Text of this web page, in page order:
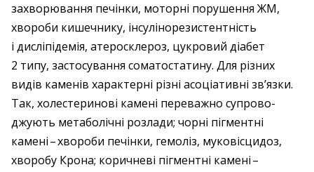
захворювання печінки, моторні порушення ЖМ,
хвороби кишечнику, інсулінорезистентність
і дисліпідемія, атеросклероз, цукровий діабет
2 типу, застосування соматостатину. Для різних
видів каменів характерні різні асоціативні зв’язки.
Так, холестеринові камені переважно супрово­
джують метаболічні розлади; чорні пігментні
камені – ​хвороби печінки, гемоліз, муковісцидоз,
хворобу Крона; коричневі пігментні камені – ​